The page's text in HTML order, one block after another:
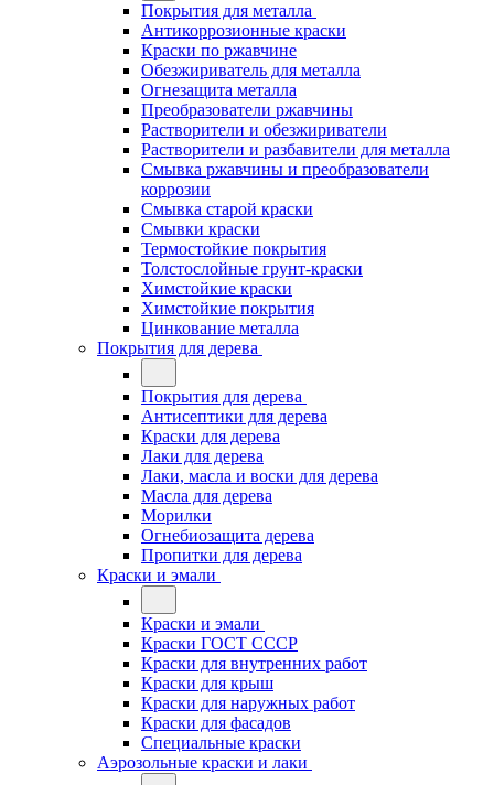
Покрытия для металла
Антикоррозионные краски
Краски по ржавчине
Обезжириватель для металла
Огнезащита металла
Преобразователи ржавчины
Растворители и обезжириватели
Растворители и разбавители для металла
Смывка ржавчины и преобразователи
коррозии
Смывка старой краски
Смывки краски
Термостойкие покрытия
Толстослойные грунт-краски
Химстойкие краски
Химстойкие покрытия
Цинкование металла
Покрытия для дерева
Покрытия для дерева
Антисептики для дерева
Краски для дерева
Лаки для дерева
Лаки, масла и воски для дерева
Масла для дерева
Морилки
Огнебиозащита дерева
Пропитки для дерева
Краски и эмали
Краски и эмали
Краски ГОСТ СССР
Краски для внутренних работ
Краски для крыш
Краски для наружных работ
Краски для фасадов
Специальные краски
Аэрозольные краски и лаки